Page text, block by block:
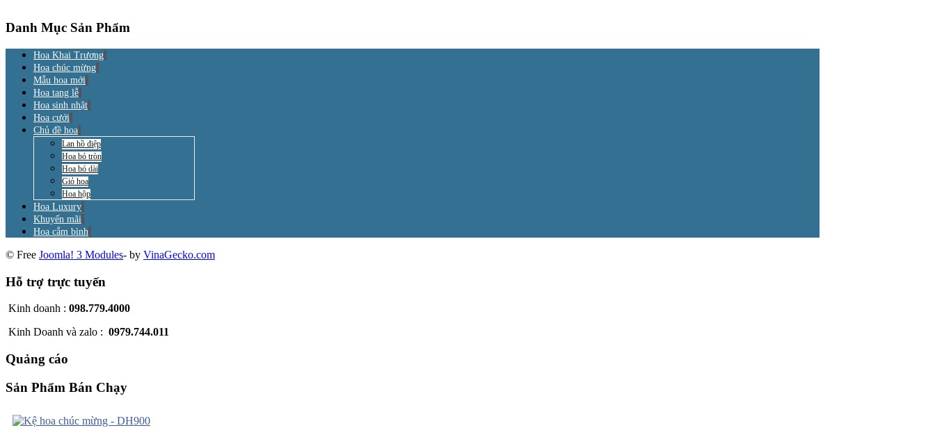
Danh Mục Sản Phẩm
Hoa Khai Trương
Hoa chúc mừng
Mẫu hoa mới
Hoa tang lễ
Hoa sinh nhật
Hoa cưới
Chủ đề hoa
Lan hồ điệp
Hoa bó tròn
Hoa bó dài
Giỏ hoa
Hoa hộp
Hoa Luxury
Khuyến mãi
Hoa cắm bình
© Free Joomla! 3 Modules- by VinaGecko.com
Hỗ trợ trực tuyến
Kinh doanh : 098.779.4000
Kinh Doanh và zalo : 0979.744.011
Quảng cáo
Sản Phẩm Bán Chạy